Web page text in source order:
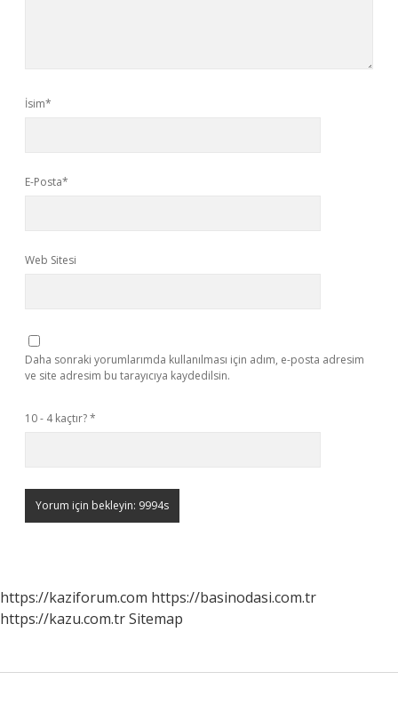
İsim*
E-Posta*
Web Sitesi
Daha sonraki yorumlarımda kullanılması için adım, e-posta adresim
ve site adresim bu tarayıcıya kaydedilsin.
10 - 4 kaçtır?*
https://kaziforum.com https://basinodasi.com.tr
https://kazu.com.trSitemap